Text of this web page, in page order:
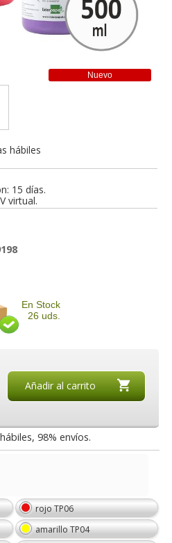
Nuevo
hábiles
15 días.
virtual.
En Stock
26 uds.
Añadir al carrito
98% envíos.
rojo TP06
amarillo TP04